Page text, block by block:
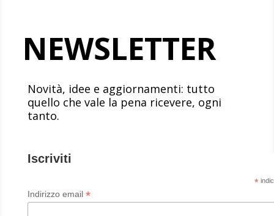
NEWSLETTER
Novità, idee e aggiornamenti: tutto
quello che vale la pena ricevere, ogni
tanto.
Iscriviti
*
Indirizzo email *